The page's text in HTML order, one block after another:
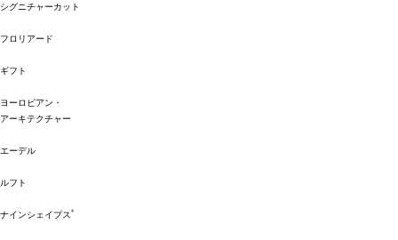
シグニチャーカット
フロリアード
ギフト
ヨーロピアン・
アーキテクチャー
エーデル
ルフト
ナインシェイプス®